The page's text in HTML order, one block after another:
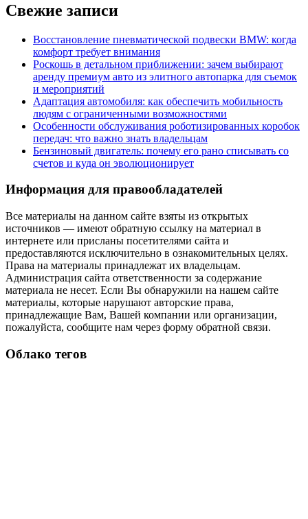
Свежие записи
Восстановление пневматической подвески BMW: когда
комфорт требует внимания
Роскошь в детальном приближении: зачем выбирают
аренду премиум авто из элитного автопарка для съемок
и мероприятий
Адаптация автомобиля: как обеспечить мобильность
людям с ограниченными возможностями
Особенности обслуживания роботизированных коробок
передач: что важно знать владельцам
Бензиновый двигатель: почему его рано списывать со
счетов и куда он эволюционирует
Информация для правообладателей
Все материалы на данном сайте взяты из открытых
источников — имеют обратную ссылку на материал в
интернете или присланы посетителями сайта и
предоставляются исключительно в ознакомительных целях.
Права на материалы принадлежат их владельцам.
Администрация сайта ответственности за содержание
материала не несет. Если Вы обнаружили на нашем сайте
материалы, которые нарушают авторские права,
принадлежащие Вам, Вашей компании или организации,
пожалуйста, сообщите нам через форму обратной связи.
Облако тегов